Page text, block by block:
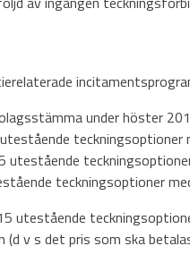
under höster
teckningsoptioner
teckningsoptioner
(d v s det pris som ska